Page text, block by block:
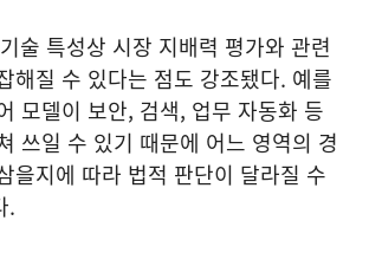
술 특성상 시장 지배력 평가와 관련
해질 수 있다는 점도 강조됐다. 예를
모델이 보안, 검색, 업무 자동화 등
쓰일 수 있기 때문에 어느 영역의 경
을지에 따라 법적 판단이 달라질 수
.